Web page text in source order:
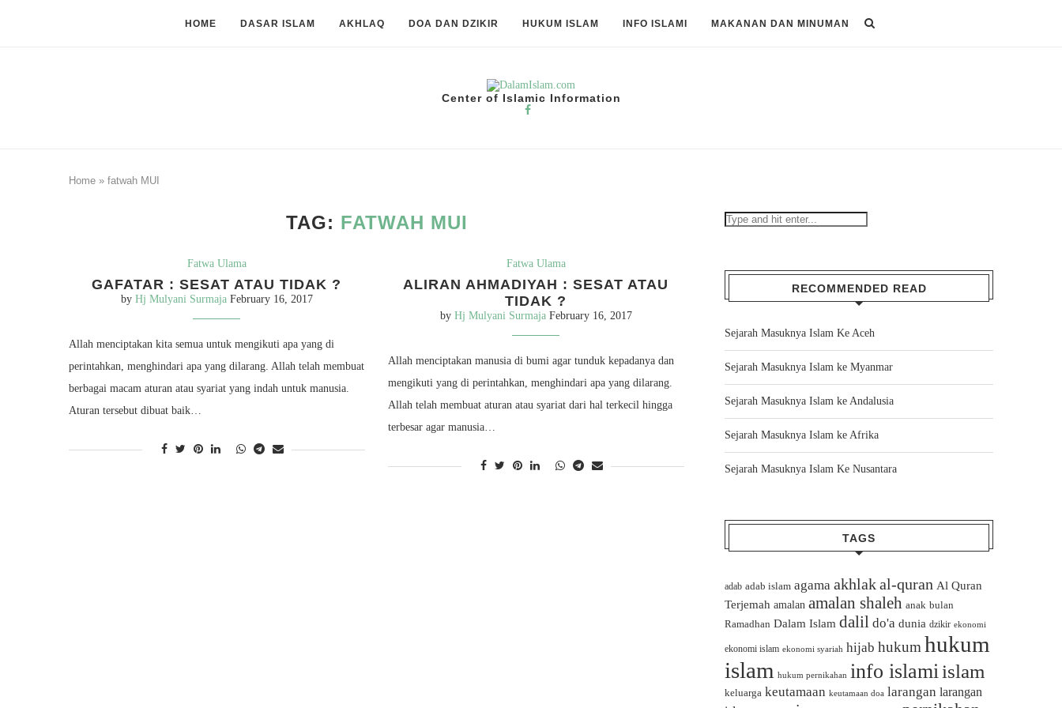
HOME DASAR ISLAM AKHLAQ DOA DAN DZIKIR HUKUM ISLAM INFO ISLAMI MAKANAN DAN MINUMAN
Center of Islamic Information
Home » fatwah MUI
TAG: FATWAH MUI
Fatwa Ulama
GAFATAR : SESAT ATAU TIDAK ?
by Hj Mulyani Surmaja February 16, 2017
Allah menciptakan kita semua untuk mengikuti apa yang di
perintahkan, menghindari apa yang dilarang. Allah telah membuat
berbagai macam aturan atau syariat yang indah untuk manusia.
Aturan tersebut dibuat baik…
Fatwa Ulama
ALIRAN AHMADIYAH : SESAT ATAU
TIDAK ?
by Hj Mulyani Surmaja February 16, 2017
Allah menciptakan manusia di bumi agar tunduk kepadanya dan
mengikuti yang di perintahkan, menghindari apa yang dilarang.
Allah telah membuat aturan atau syariat dari hal terkecil hingga
terbesar agar manusia…
RECOMMENDED READ
Sejarah Masuknya Islam Ke Aceh
Sejarah Masuknya Islam ke Myanmar
Sejarah Masuknya Islam ke Andalusia
Sejarah Masuknya Islam ke Afrika
Sejarah Masuknya Islam Ke Nusantara
TAGS
adab adab islam agama akhlakal-quran Al Quran
Terjemah amalan amalan shaleh anak bulan
Ramadhan Dalam Islam dalil do'a dunia dzikir ekonomi
ekonomi islam ekonomi syariah hijab hukum hukum
islam hukum pernikahan info islamiislam
keluarga keutamaan keutamaan doa larangan larangan